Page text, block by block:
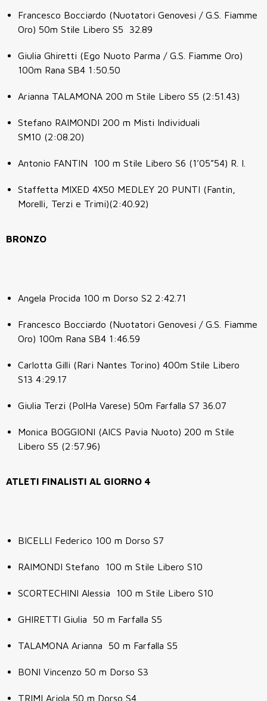
Francesco Bocciardo (Nuotatori Genovesi / G.S. Fiamme
Oro) 50m Stile Libero S5 32.89
Giulia Ghiretti (Ego Nuoto Parma / G.S. Fiamme Oro)
100m Rana SB4 1:50.50
Arianna TALAMONA 200 m Stile Libero S5 (2:51.43)
Stefano RAIMONDI 200 m Misti Individuali
SM10 (2:08.20)
Antonio FANTIN 100 m Stile Libero S6 (1’05”54) R. I.
Staffetta MIXED 4X50 MEDLEY 20 PUNTI (Fantin,
Morelli, Terzi e Trimi)(2:40.92)
BRONZO
Angela Procida 100 m Dorso S2 2:42.71
Francesco Bocciardo (Nuotatori Genovesi / G.S. Fiamme
Oro) 100m Rana SB4 1:46.59
Carlotta Gilli (Rari Nantes Torino) 400m Stile Libero
S13 4:29.17
Giulia Terzi (PolHa Varese) 50m Farfalla S7 36.07
Monica BOGGIONI (AICS Pavia Nuoto) 200 m Stile
Libero S5 (2:57.96)
ATLETI FINALISTI AL GIORNO 4
BICELLI Federico 100 m Dorso S7
RAIMONDI Stefano 100 m Stile Libero S10
SCORTECHINI Alessia 100 m Stile Libero S10
GHIRETTI Giulia 50 m Farfalla S5
TALAMONA Arianna 50 m Farfalla S5
BONI Vincenzo 50 m Dorso S3
TRIMI Arjola 50 m Dorso S4